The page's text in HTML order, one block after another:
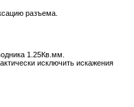
разъема.
1.25Кв.мм.
исключить искажения